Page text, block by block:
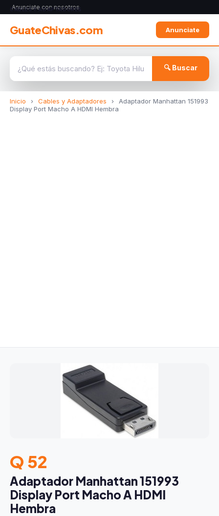
Anunciate con nosotros
GuateChivas.com Anunciate
🔍 Buscar
Inicio › Cables y Adaptadores ›
Adaptador Manhattan 151993
Display Port Macho A HDMI Hembra
CABLES Y ADAPTADORES
Q 52
Adaptador Manhattan 151993
Display Port Macho A HDMI
Hembra